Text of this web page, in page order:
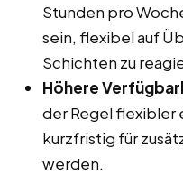
Stunden pro
sein, flexibel auf
Schichten zu
Höhere
der Regel flexibler
kurzfristig für
werden.